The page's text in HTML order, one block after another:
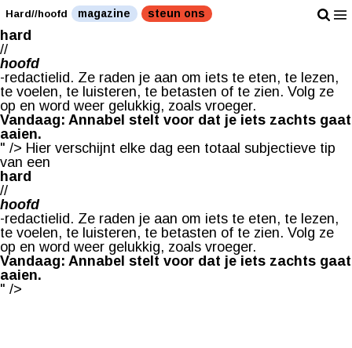
Hier verschijnt elke dag een totaal subjectieve tip van
een
hard
//
hoofd
-redactielid. Ze raden je aan om iets te eten, te lezen,
te voelen, te luisteren, te betasten of te zien. Volg ze
op en word weer gelukkig, zoals vroeger.
Vandaag: Annabel stelt voor dat je iets zachts gaat
aaien.
" /> Hier verschijnt elke dag een totaal subjectieve tip
van een
hard
//
hoofd
-redactielid. Ze raden je aan om iets te eten, te lezen,
te voelen, te luisteren, te betasten of te zien. Volg ze
op en word weer gelukkig, zoals vroeger.
Vandaag: Annabel stelt voor dat je iets zachts gaat
aaien.
" />
Hard//hoofd magazine steun ons